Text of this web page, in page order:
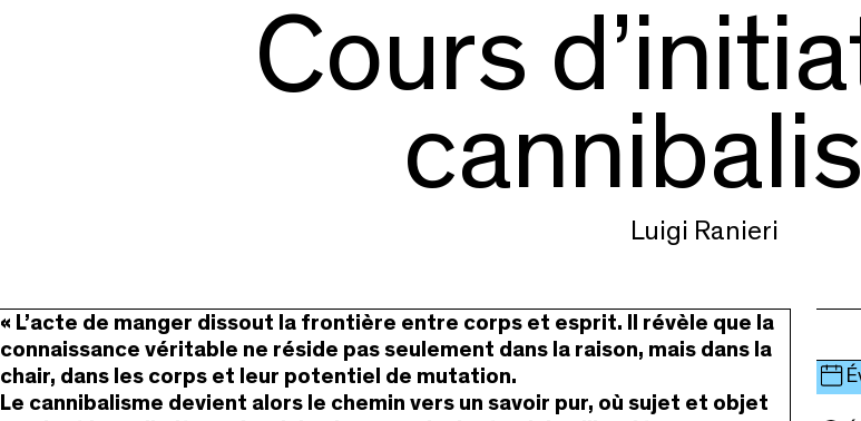
Cours
Luigi Ranieri
« L’acte de manger dissout la frontière entre corps et esprit. Il révèle que la
connaissance véritable ne réside pas seulement dans la raison, mais dans la
chair, dans les corps et leur potentiel de mutation.
Le cannibalisme devient alors le chemin vers un savoir pur, où sujet et objet